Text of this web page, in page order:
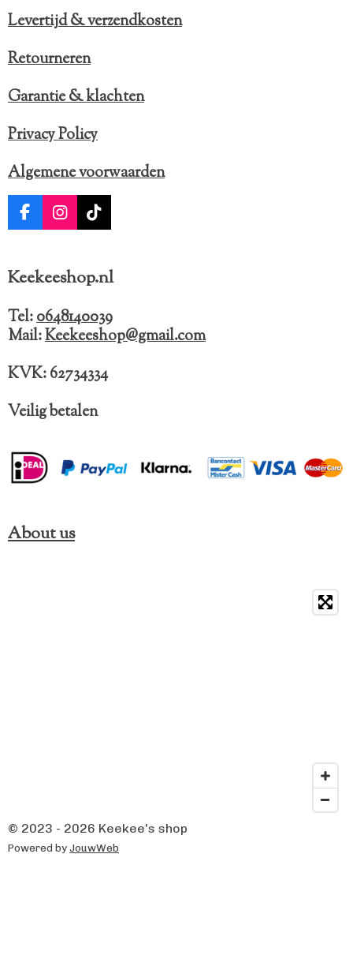
Levertijd & verzendkosten
Retourneren
Garantie & klachten
Privacy Policy
Algemene voorwaarden
F
a
b
o
k
I
n
a
r
a
m
T
i
o
Keekeeshop.nl
Tel:0648140039
Mail:Keekeeshop@gmail.com
KVK: 62734334
Veilig betalen
About us
© 2023 - 2026 Keekee's shop
Powered byJouwWeb